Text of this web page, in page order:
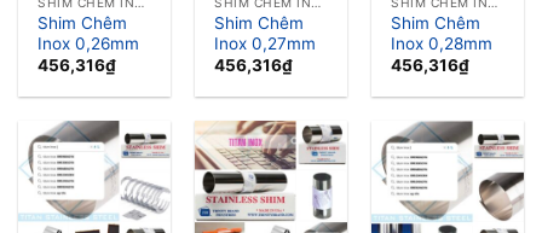
Shim Chêm
Inox 0,26mm
456,316₫
Shim Chêm
Inox 0,27mm
456,316₫
Shim Chêm
Inox 0,28mm
456,316₫